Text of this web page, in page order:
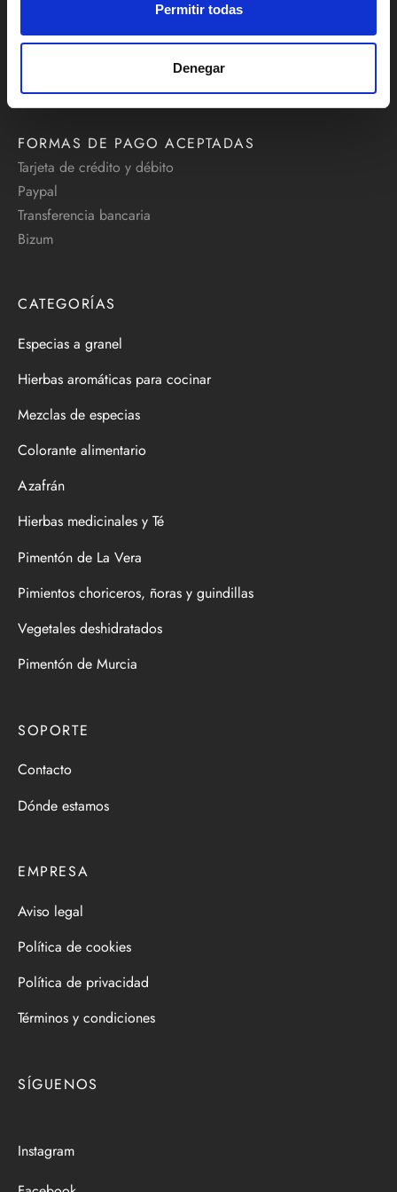
Permitir todas
Denegar
Teléfono:+34 629 637 795
FORMAS DE PAGO ACEPTADAS
Tarjeta de crédito y débito
Paypal
Transferencia bancaria
Bizum
CATEGORÍAS
Especias a granel
Hierbas aromáticas para cocinar
Mezclas de especias
Colorante alimentario
Azafrán
Hierbas medicinales y Té
Pimentón de La Vera
Pimientos choriceros, ñoras y guindillas
Vegetales deshidratados
Pimentón de Murcia
SOPORTE
Contacto
Dónde estamos
EMPRESA
Aviso legal
Política de cookies
Política de privacidad
Términos y condiciones
SÍGUENOS
Instagram